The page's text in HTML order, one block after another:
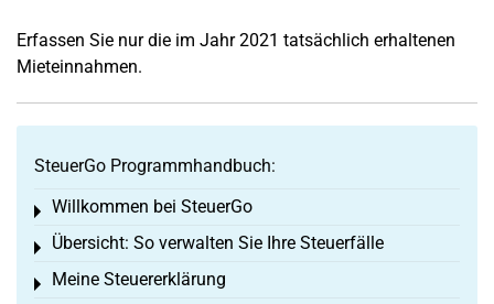
Erfassen Sie nur die im Jahr 2021 tatsächlich erhaltenen
Mieteinnahmen.
SteuerGo Programmhandbuch:
Willkommen bei SteuerGo
Toggle menu
Übersicht: So verwalten Sie Ihre Steuerfälle
Toggle menu
Meine Steuererklärung
Toggle menu